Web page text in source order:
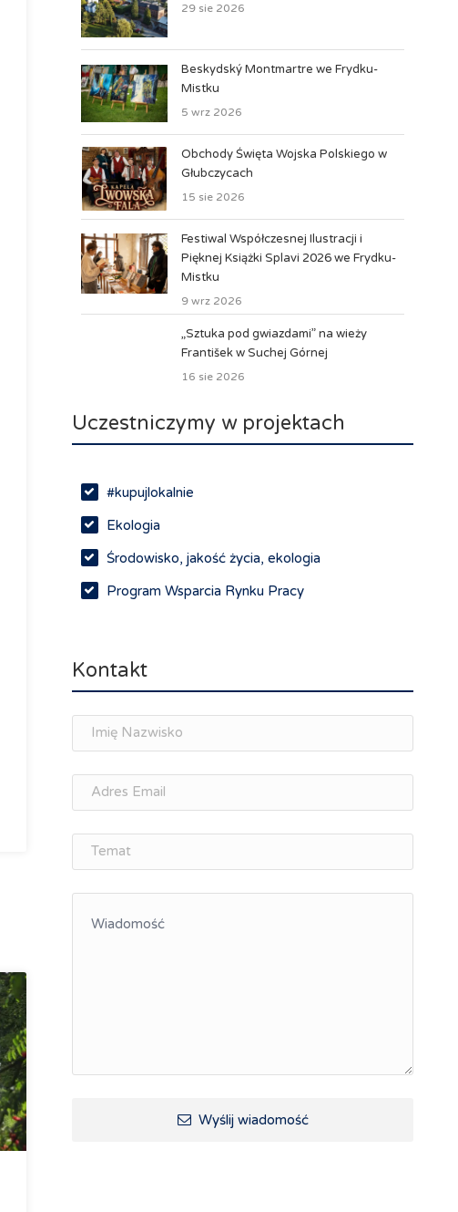
29 sie 2026
Beskydský Montmartre we Frydku-
Mistku
5 wrz 2026
Obchody Święta Wojska Polskiego w
Głubczycach
15 sie 2026
Festiwal Współczesnej Ilustracji i
Pięknej Książki Splavi 2026 we Frydku-
Mistku
9 wrz 2026
„Sztuka pod gwiazdami” na wieży
František w Suchej Górnej
16 sie 2026
Uczestniczymy w projektach
#kupujlokalnie
Ekologia
Środowisko, jakość życia, ekologia
Program Wsparcia Rynku Pracy
Spotkania branżowe
osobisty
Memorandum Gospodarcze PL-CZ
Śląskie Porozumienie Gospodarcze
ŚLĄSK.ONLINE
Integracja
Kontakt
Wyślij wiadomość